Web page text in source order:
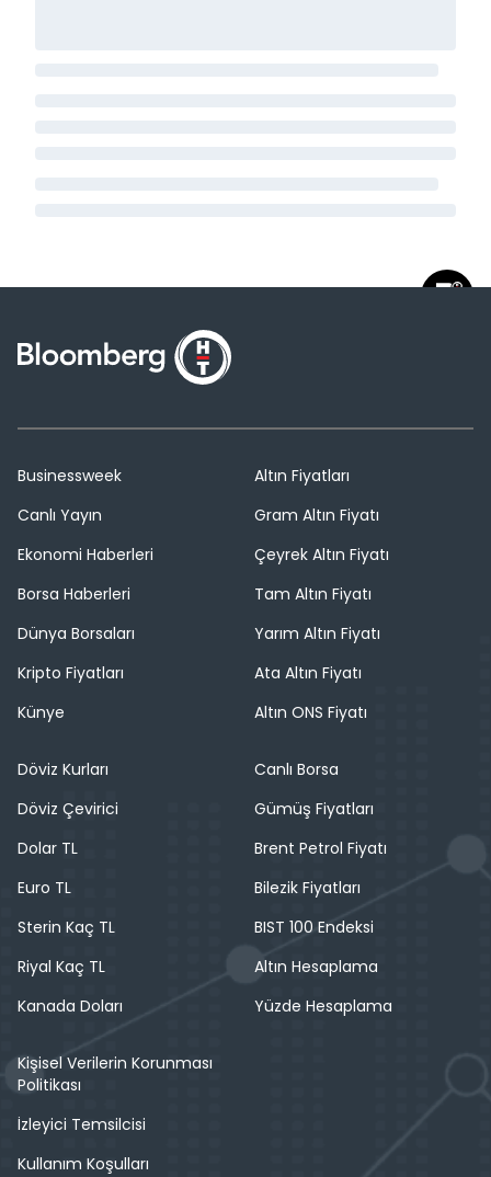
Businessweek
Canlı Yayın
Ekonomi Haberleri
Borsa Haberleri
Dünya Borsaları
Kripto Fiyatları
Künye
Altın Fiyatları
Gram Altın Fiyatı
Çeyrek Altın Fiyatı
Tam Altın Fiyatı
Yarım Altın Fiyatı
Ata Altın Fiyatı
Altın ONS Fiyatı
Döviz Kurları
Döviz Çevirici
Dolar TL
Euro TL
Sterin Kaç TL
Riyal Kaç TL
Kanada Doları
Canlı Borsa
Gümüş Fiyatları
Brent Petrol Fiyatı
Bilezik Fiyatları
BIST 100 Endeksi
Altın Hesaplama
Yüzde Hesaplama
Kişisel Verilerin Korunması
Politikası
İzleyici Temsilcisi
Kullanım Koşulları